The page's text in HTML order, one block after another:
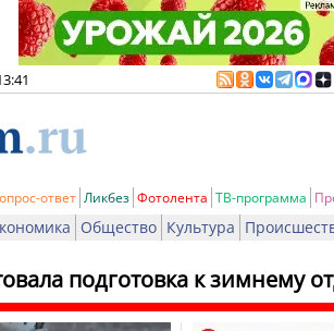
ответ Ликбез Фотолента ТВ-программа
Общество Культура
подготовка к зимнему